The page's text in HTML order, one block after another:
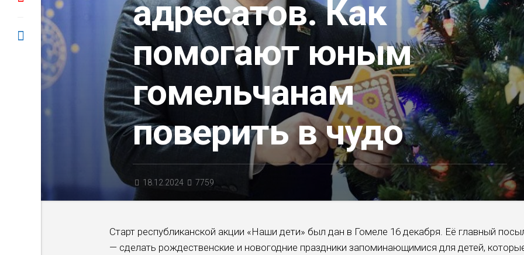
адресатов. Как
помогают юным
гомельчанам
поверить в чудо
18.12.2024 7759
Старт республиканской акции «Наши дети» был дан в Гомеле 16 декабря. Её главный
— сделать рождественские и ново­годние праздники запоминающи­мися для детей,